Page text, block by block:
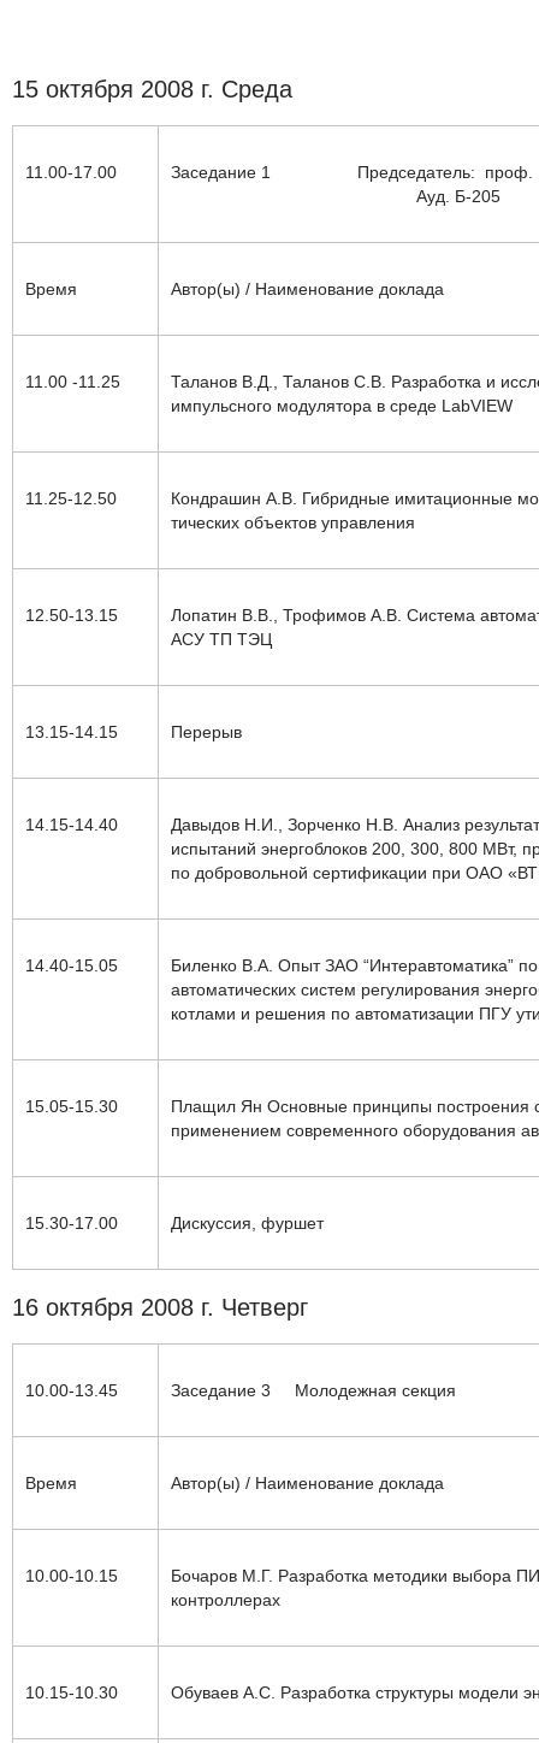
15 октября 2008 г. Среда
11.00-17.00 Заседание 1 Председател​ь:
проф.
Ауд. Б-205
Время Автор(ы) / Наименование доклада
11.00 -11.25 Таланов В.Д.
, Таланов С.В. Разработка и
импульсного модулятора в среде LabVIEW
11.25-12.50 Кондрашин А.В . Гибридные имитационные
тических объектов управления
12.50-13.15
Лопатин В.В., Трофимов А.В. Система
АСУ ТП ТЭЦ
13.15-14.15 Перерыв
14.15-14.40
Давыдов Н.И., Зорченко Н.В. Анализ
испытаний энергоблоков 200, 300, 800 МВт,
по добровольной сертификации при ОАО
14.40-15.05 Биленко В.А. Опыт ЗАО “Интеравтоматика”
автоматических систем регулирования
котлами и решения по автоматизации ПГУ
15.05-15.30 Плащил Ян Основные принципы построения
применением современного оборудования
15.30-17.00 Дискуссия, фуршет
16 октября 2008 г. Четверг
10.00-13.45 Заседание 3 Молодежная секция
Время Автор(ы) / Наименование доклада
10.00-10.15 Бочаров М.Г. Разработка методики выбора
контроллерах
10.15-10.30 Обуваев А.С. Разработка структуры модели